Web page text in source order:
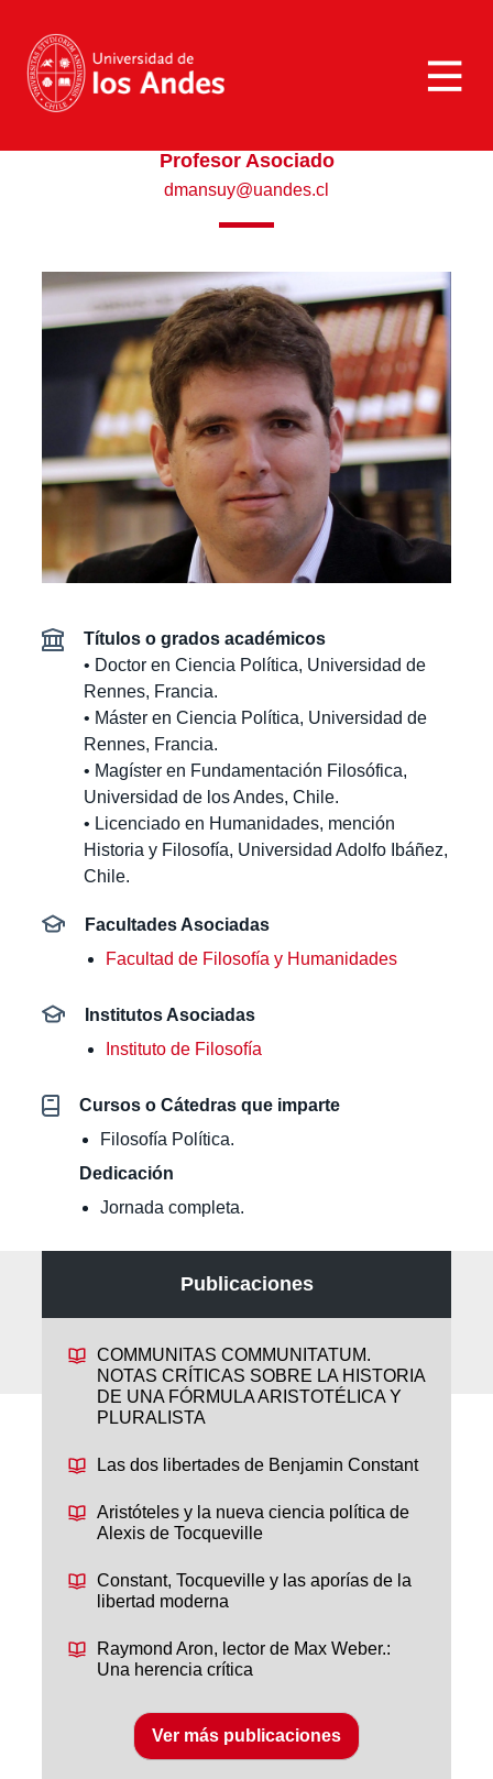
Estudiantes Alumni
Profesor Asociado
dmansuy@uandes.cl
Títulos o grados académicos
• Doctor en Ciencia Política, Universidad de
Rennes, Francia.
• Máster en Ciencia Política, Universidad de
Rennes, Francia.
• Magíster en Fundamentación Filosófica,
Universidad de los Andes, Chile.
• Licenciado en Humanidades, mención
Historia y Filosofía, Universidad Adolfo Ibáñez,
Chile.
Facultades Asociadas
Facultad de Filosofía y Humanidades
Institutos Asociadas
Instituto de Filosofía
Cursos o Cátedras que imparte
Filosofía Política.
Dedicación
Jornada completa.
Publicaciones
COMMUNITAS COMMUNITATUM.
NOTAS CRÍTICAS SOBRE LA HISTORIA
DE UNA FÓRMULA ARISTOTÉLICA Y
PLURALISTA
Las dos libertades de Benjamin Constant
Aristóteles y la nueva ciencia política de
Alexis de Tocqueville
Constant, Tocqueville y las aporías de la
libertad moderna
Raymond Aron, lector de Max Weber.:
Una herencia crítica
Ver más publicaciones